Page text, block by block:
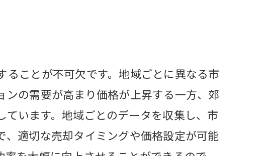
点
と対策
流
プローチ
却戦略
ことが不可欠です。地域ごとに異なる市
の需要が高まり価格が上昇する一方、郊
います。地域ごとのデータを収集し、市
適切な売却タイミングや価格設定が可能